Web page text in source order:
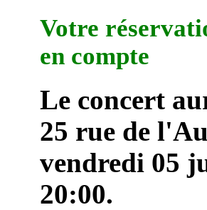
Votre
en compte
Le concert
25 rue de
vendredi 05
20:00.